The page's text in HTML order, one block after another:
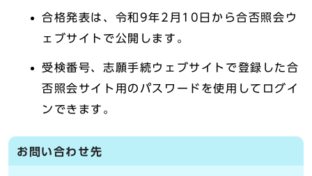
合格発表は、令和9年2月10日から合否照会ウ
ェブサイトで公開します。
受検番号、志願手続ウェブサイトで登録した合
否照会サイト用のパスワードを使用してログイ
ンできます。
お問い合わせ先